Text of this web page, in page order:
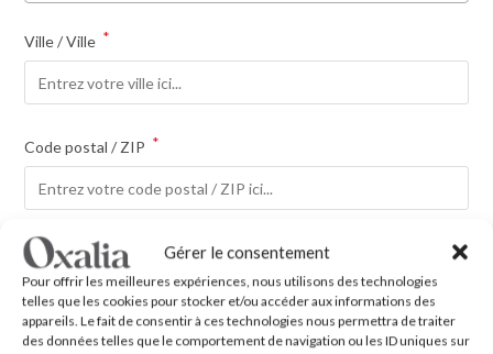
Gérer le consentement
Pour offrir les meilleures expériences, nous utilisons des technologies
telles que les cookies pour stocker et/ou accéder aux informations des
appareils. Le fait de consentir à ces technologies nous permettra de traiter
des données telles que le comportement de navigation ou les ID uniques sur
Ville / Ville *
Code postal / ZIP *
Numéro de téléphone*